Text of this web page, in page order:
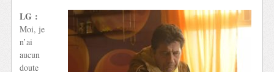
LG :
Moi, je
n’ai
aucun
doute